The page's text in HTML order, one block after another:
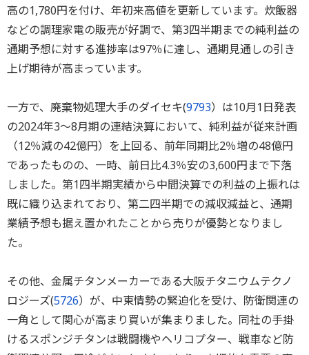
高の1,780円を付け、年初来高値を更新しています。炊飯器
などの調理家電の販売が好調で、第3四半期までの純利益の
通期予想に対する進捗率は97％に達し、通期見通しの引き
上げ期待が高まっています。
一方で、廃棄物処理大手のダイセキ(9793）は10月1日発表
の2024年3～8月期の連結決算において、純利益が従来計画
（12％減の42億円）を上回る、前年同期比2％増の48億円
であったものの、一時、前日比4.3％安の3,600円まで下落
しました。第1四半期実績から中間決算での利益の上振れは
既に織り込まれており、第二四半期での減収減益と、通期
業績予想も据え置かれたことから売りが優勢となりまし
た。
その他、金属チタンメーカーである大阪チタニウムテクノ
ロジーズ(5726）が、中東情勢の緊迫化を受け、防衛関連の
一角として関心が高まり買いが集まりました。同社の手掛
けるスポンジチタンは戦闘機やヘリコプター、戦車など防